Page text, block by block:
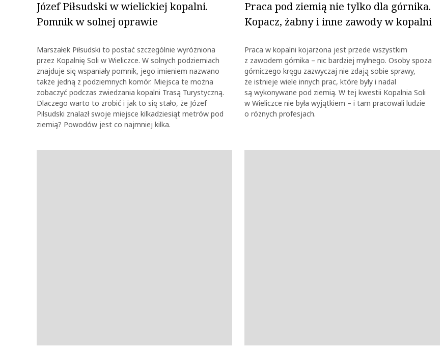
Józef Piłsudski w wielickiej kopalni.
Pomnik w solnej oprawie
Marszałek Piłsudski to postać szczególnie wyróżniona
przez Kopalnię Soli w Wieliczce. W solnych podziemiach
znajduje się wspaniały pomnik, jego imieniem nazwano
także jedną z podziemnych komór. Miejsca te można
zobaczyć podczas zwiedzania kopalni Trasą Turystyczną.
Dlaczego warto to zrobić i jak to się stało, że Józef
Piłsudski znalazł swoje miejsce kilkadziesiąt metrów pod
ziemią? Powodów jest co najmniej kilka.
Praca pod ziemią nie tylko dla górnika.
Kopacz, żabny i inne zawody w kopalni
Praca w kopalni kojarzona jest przede wszystkim
z zawodem górnika – nic bardziej mylnego. Osoby spoza
górniczego kręgu zazwyczaj nie zdają sobie sprawy,
że istnieje wiele innych prac, które były i nadal
są wykonywane pod ziemią. W tej kwestii Kopalnia Soli
w Wieliczce nie była wyjątkiem – i tam pracowali ludzie
o różnych profesjach.